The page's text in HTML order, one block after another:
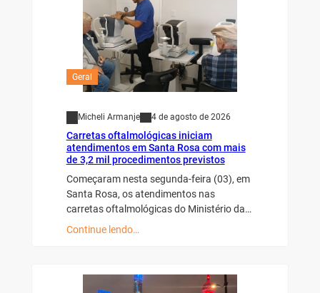
Geral
Micheli Armanje 4 de agosto de 2026
Carretas oftalmológicas iniciam
atendimentos em Santa Rosa com mais
de 3,2 mil procedimentos previstos
Começaram nesta segunda-feira (03), em
Santa Rosa, os atendimentos nas
carretas oftalmológicas do Ministério da…
Continue lendo…